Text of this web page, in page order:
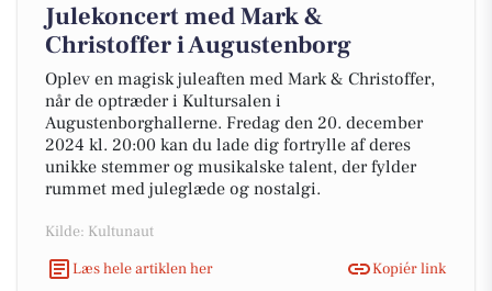
Julekoncert med Mark &
Christoffer i Augustenborg
Oplev en magisk juleaften med Mark & Christoffer,
når de optræder i Kultursalen i
Augustenborghallerne. Fredag den 20. december
2024 kl. 20:00 kan du lade dig fortrylle af deres
unikke stemmer og musikalske talent, der fylder
rummet med juleglæde og nostalgi.
Kilde: Kultunaut
Læs hele artiklen her
Kopiér link